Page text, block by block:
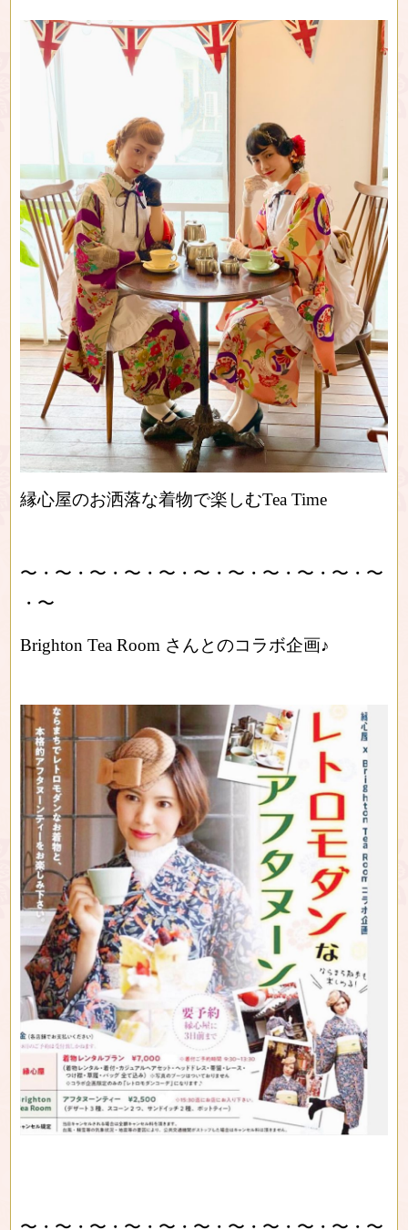
縁心屋のお洒落な着物で楽しむTea Time
〜・〜・〜・〜・〜・〜・〜・〜・〜・〜・〜
・〜
Brighton Tea Room さんとのコラボ企画♪